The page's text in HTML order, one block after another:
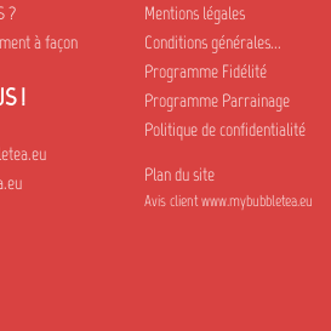
?
à façon
!
Mentions légales
Conditions générales...
Programme Fidélité
Programme Parrainage
Politique de confidentialité
Plan du site
Avis client www.mybubbletea.eu